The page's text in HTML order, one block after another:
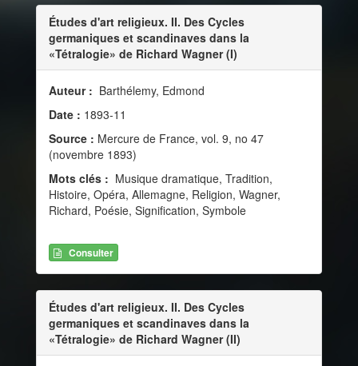
Études d'art religieux. II. Des Cycles
germaniques et scandinaves dans la
«Tétralogie» de Richard Wagner (I)
Auteur : Barthélemy, Edmond
Date : 1893-11
Source : Mercure de France, vol. 9, no 47
(novembre 1893)
Mots clés : Musique dramatique, Tradition,
Histoire, Opéra, Allemagne, Religion, Wagner,
Richard, Poésie, Signification, Symbole
Consulter
Études d'art religieux. II. Des Cycles
germaniques et scandinaves dans la
«Tétralogie» de Richard Wagner (II)